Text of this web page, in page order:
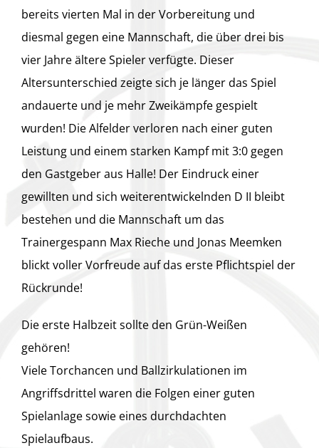
bereits vierten Mal in der Vorbereitung und
diesmal gegen eine Mannschaft, die über drei bis
vier Jahre ältere Spieler verfügte. Dieser
Altersunterschied zeigte sich je länger das Spiel
andauerte und je mehr Zweikämpfe gespielt
wurden! Die Alfelder verloren nach einer guten
Leistung und einem starken Kampf mit 3:0 gegen
den Gastgeber aus Halle! Der Eindruck einer
gewillten und sich weiterentwickelnden D II bleibt
bestehen und die Mannschaft um das
Trainergespann Max Rieche und Jonas Meemken
blickt voller Vorfreude auf das erste Pflichtspiel der
Rückrunde!
Die erste Halbzeit sollte den Grün-Weißen
gehören!
Viele Torchancen und Ballzirkulationen im
Angriffsdrittel waren die Folgen einer guten
Spielanlage sowie eines durchdachten
Spielaufbaus.